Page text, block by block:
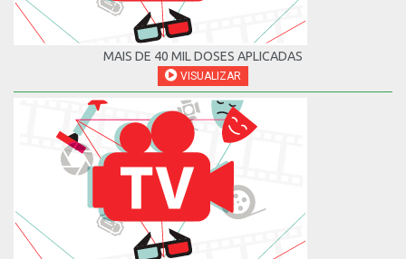
MAIS DE 40 MIL DOSES APLICADAS
VISUALIZAR